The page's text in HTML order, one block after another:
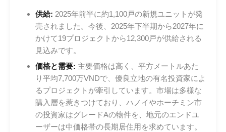
供給: 2025年前半に約1,100戸の新規ユニットが発
売されました。今後、2025年下半期から2027年に
かけて19プロジェクトから12,300戸が供給される
見込みです。
価格と需要: 主要価格は高く、平方メートルあた
り平均7,700万VNDで、優良立地の有名投資家によ
るプロジェクトが牽引しています。市場は多様な
購入層を惹きつけており、ハノイやホーチミン市
の投資家はグレードAの物件を、地元のエンドユ
ーザーは中価格帯の長期居住用を求めています。